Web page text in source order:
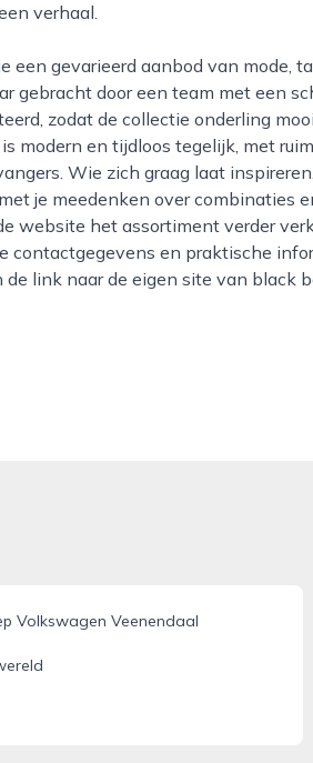
verhaal.
gebracht door een team met een
zodat de collectie onderling
modern en tijdloos tegelijk, met
Wie zich graag laat
je meedenken over combinaties
website het assortiment verder
contactgegevens en praktische
de link naar de eigen site van black
Volkswagen Veenendaal